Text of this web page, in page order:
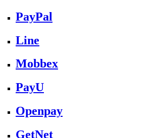
PayPal
Line
Mobbex
PayU
Openpay
GetNet